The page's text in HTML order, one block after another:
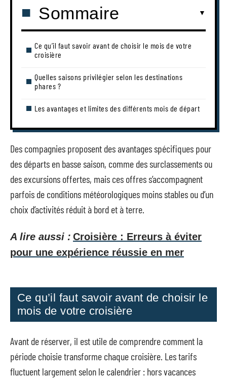
Sommaire
Ce qu’il faut savoir avant de choisir le mois de votre
croisière
Quelles saisons privilégier selon les destinations
phares ?
Les avantages et limites des différents mois de départ
Des compagnies proposent des avantages spécifiques pour
des départs en basse saison, comme des surclassements ou
des excursions offertes, mais ces offres s’accompagnent
parfois de conditions météorologiques moins stables ou d’un
choix d’activités réduit à bord et à terre.
A lire aussi : Croisière : Erreurs à éviter
pour une expérience réussie en mer
Ce qu’il faut savoir avant de choisir le
mois de votre croisière
Avant de réserver, il est utile de comprendre comment la
période choisie transforme chaque croisière. Les tarifs
fluctuent largement selon le calendrier : hors vacances